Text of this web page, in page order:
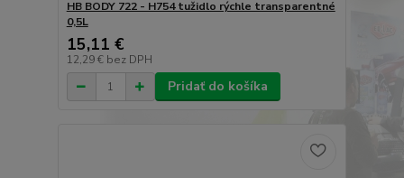
HB BODY 722 - H754 tužidlo rýchle transparentné
0,5L
15,11 €
12,29 € bez DPH
Pridať do košíka